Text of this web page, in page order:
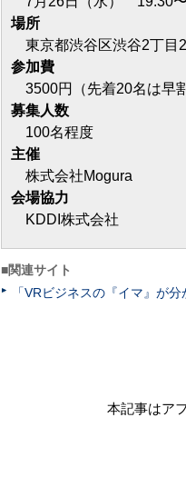
場所
東京都渋谷区渋谷2丁
参加費
3500円（先着20名は早
募集人数
100名程度
主催
株式会社Mogura
会場協力
KDDI株式会社
■関連サイト
「VRビジネスの『イマ』が
本記事はア